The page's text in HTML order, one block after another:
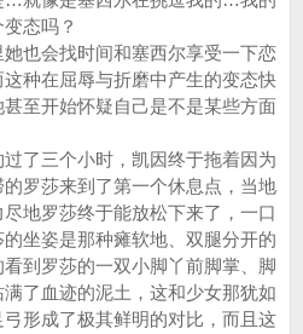
态吗？
也会找时间和塞西尔享受一下恋
种在屈辱与折磨中产生的变态快
至开始怀疑自己是不是某些方面
三个小时，凯因终于拖着因为
罗莎来到了第一个休息点，当地
地罗莎终于能放松下来了，一口
坐姿是那种瘫软地、双腿分开的
到罗莎的一双小脚丫前脚掌、脚
了血迹的泥土，这和少女那犹如
形成了极其鲜明的对比，而且这